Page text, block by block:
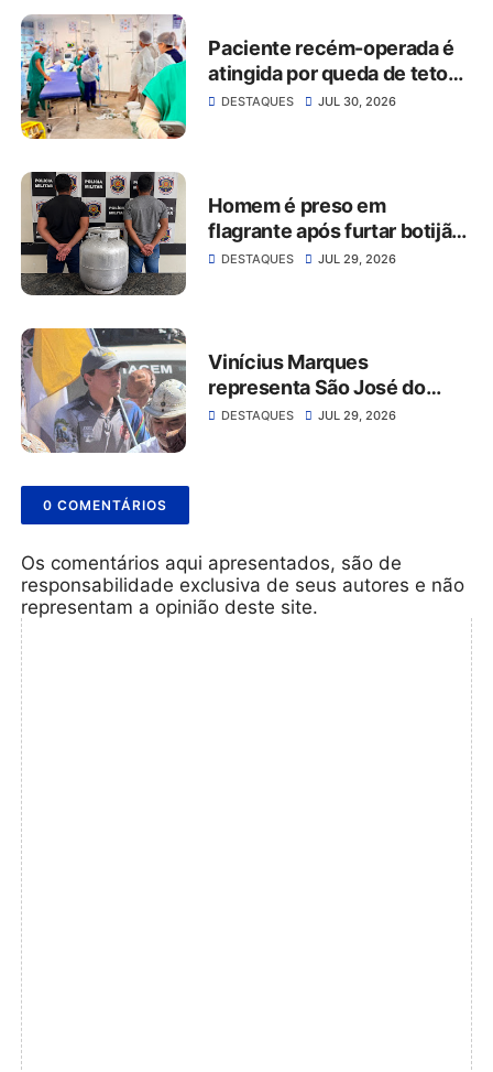
Paciente recém-operada é
atingida por queda de teto
no Hospital da Restauração
DESTAQUES JUL 30, 2026
Homem é preso em
flagrante após furtar botijão
de gás de estabelecimento
DESTAQUES JUL 29, 2026
Vinícius Marques
representa São José do
Belmonte na 56ª Missa do
DESTAQUES JUL 29, 2026
0 COMENTÁRIOS
Os comentários aqui apresentados, são de
responsabilidade exclusiva de seus autores e não
representam a opinião deste site.